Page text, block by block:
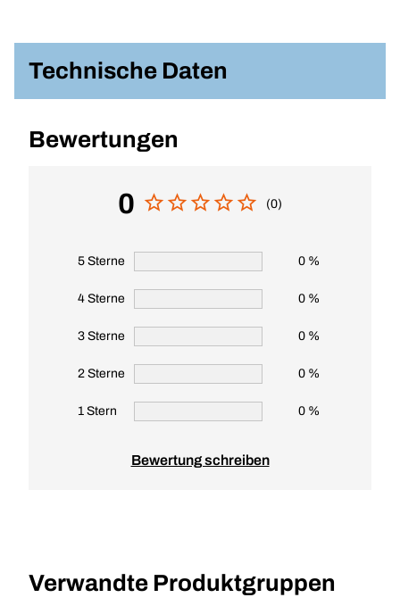
Technische Daten
Bewertungen
0 (0)
5 Sterne 0 %
4 Sterne 0 %
3 Sterne 0 %
2 Sterne 0 %
1 Stern 0 %
Bewertung schreiben
Verwandte Produktgruppen